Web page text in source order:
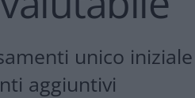
unico
aggiuntivi